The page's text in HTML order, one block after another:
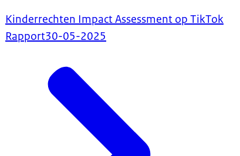
Kinderrechten Impact Assessment op TikTok
Rapport30-05-2025